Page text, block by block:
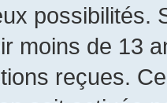
possibilités.
moins de 13
reçues.